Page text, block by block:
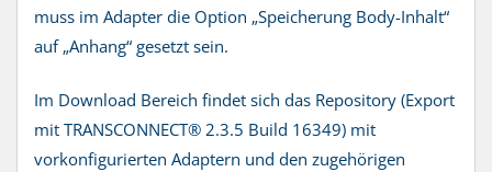
muss im Adapter die Option „Speicherung Body-Inhalt“
auf „Anhang“ gesetzt sein.
Im Download Bereich findet sich das Repository (Export
mit TRANSCONNECT® 2.3.5 Build 16349) mit
vorkonfigurierten Adaptern und den zugehörigen